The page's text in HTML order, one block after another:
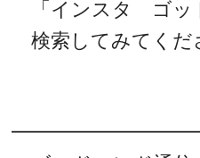
「インスタ ゴッ
検索してみてくだ